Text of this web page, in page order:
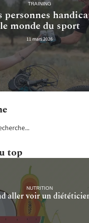
TRAINING
personnes
le monde du sport
11 mars 2026
top
NUTRITION
aller voir un